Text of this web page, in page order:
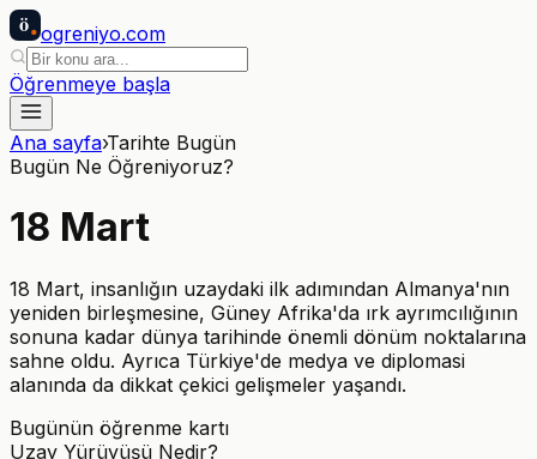
ö ogreniyo.com
Öğrenmeye başla
Ana sayfa›Tarihte Bugün
Bugün Ne Öğreniyoruz?
18 Mart
18 Mart, insanlığın uzaydaki ilk adımından Almanya'nın
yeniden birleşmesine, Güney Afrika'da ırk ayrımcılığının
sonuna kadar dünya tarihinde önemli dönüm noktalarına
sahne oldu. Ayrıca Türkiye'de medya ve diplomasi
alanında da dikkat çekici gelişmeler yaşandı.
Bugünün öğrenme kartı
Uzay Yürüyüşü Nedir?